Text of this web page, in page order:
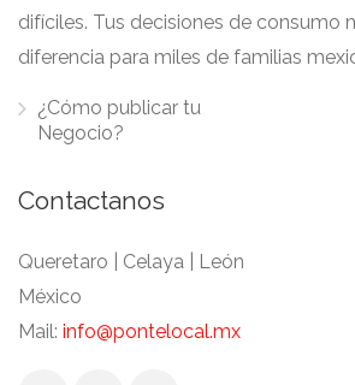
difíciles. Tus decisiones de consumo
diferencia para miles de familias
¿Cómo publicar tu
Negocio?
Contactanos
Queretaro | Celaya | León
México
Mail: info@pontelocal.mx